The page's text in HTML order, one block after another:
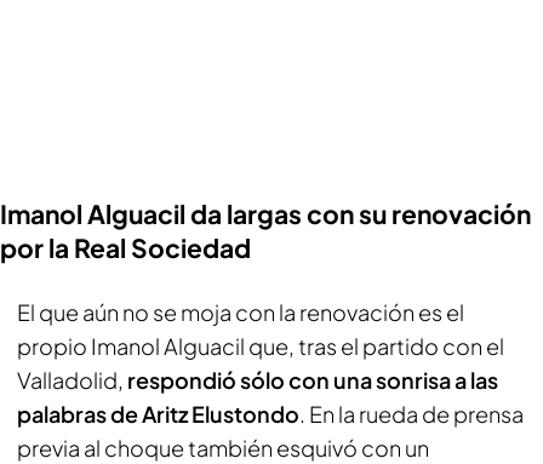
Imanol Alguacil da largas con su renovación
por la Real Sociedad
El que aún no se moja con la renovación es el
propio Imanol Alguacil que, tras el partido con el
Valladolid, respondió sólo con una sonrisa a las
palabras de Aritz Elustondo. En la rueda de prensa
previa al choque también esquivó con un